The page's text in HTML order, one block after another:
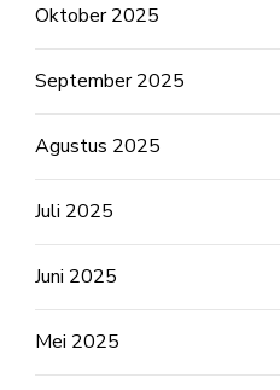
Oktober 2025
September 2025
Agustus 2025
Juli 2025
Juni 2025
Mei 2025